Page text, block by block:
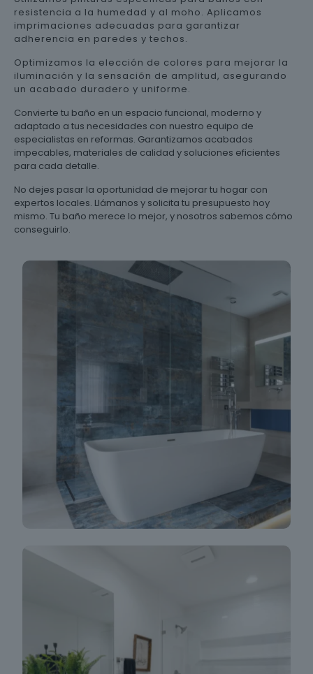
resistencia a la humedad y al moho. Aplicamos
imprimaciones adecuadas para garantizar
adherencia en paredes y techos.
Optimizamos la elección de colores para mejorar la
iluminación y la sensación de amplitud, asegurando
un acabado duradero y uniforme.
Convierte tu baño en un espacio funcional, moderno y
adaptado a tus necesidades con nuestro equipo de
especialistas en reformas. Garantizamos acabados
impecables, materiales de calidad y soluciones eficientes
para cada detalle.
No dejes pasar la oportunidad de mejorar tu hogar con
expertos locales. Llámanos y solicita tu presupuesto hoy
mismo. Tu baño merece lo mejor, y nosotros sabemos cómo
conseguirlo.